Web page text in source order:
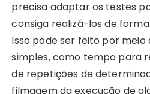
precisa adaptar os testes
consiga realizá-los de
Isso pode ser feito por meio
simples, como tempo para
de repetições de
filmagem da execução de